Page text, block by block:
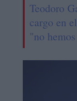
Teodoro
cargo en
"no